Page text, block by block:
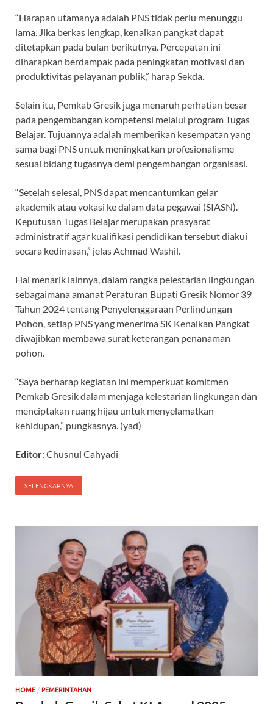
“Harapan utamanya adalah PNS tidak perlu menunggu
lama. Jika berkas lengkap, kenaikan pangkat dapat
ditetapkan pada bulan berikutnya. Percepatan ini
diharapkan berdampak pada peningkatan motivasi dan
produktivitas pelayanan publik,” harap Sekda.
Selain itu, Pemkab Gresik juga menaruh perhatian besar
pada pengembangan kompetensi melalui program Tugas
Belajar. Tujuannya adalah memberikan kesempatan yang
sama bagi PNS untuk meningkatkan profesionalisme
sesuai bidang tugasnya demi pengembangan organisasi.
“Setelah selesai, PNS dapat mencantumkan gelar
akademik atau vokasi ke dalam data pegawai (SIASN).
Keputusan Tugas Belajar merupakan prasyarat
administratif agar kualifikasi pendidikan tersebut diakui
secara kedinasan,” jelas Achmad Washil.
Hal menarik lainnya, dalam rangka pelestarian lingkungan
sebagaimana amanat Peraturan Bupati Gresik Nomor 39
Tahun 2024 tentang Penyelenggaraan Perlindungan
Pohon, setiap PNS yang menerima SK Kenaikan Pangkat
diwajibkan membawa surat keterangan penanaman
pohon.
“Saya berharap kegiatan ini memperkuat komitmen
Pemkab Gresik dalam menjaga kelestarian lingkungan dan
menciptakan ruang hijau untuk menyelamatkan
kehidupan,” pungkasnya. (yad)
Editor: Chusnul Cahyadi
SELENGKAPNYA
HOME/ PEMERINTAHAN